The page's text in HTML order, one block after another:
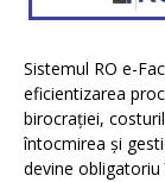
Sistemul RO e-
eficientizarea
birocrației,
întocmirea și
devine obligatoriu